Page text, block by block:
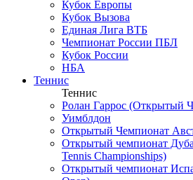
Кубок Европы
Кубок Вызова
Единая Лига ВТБ
Чемпионат России ПБЛ
Кубок России
НБА
Теннис
Теннис
Ролан Гаррос (Открытый
Уимблдон
Открытый Чемпионат
Открытый чемпионат
Tennis Championships)
Открытый чемпионат